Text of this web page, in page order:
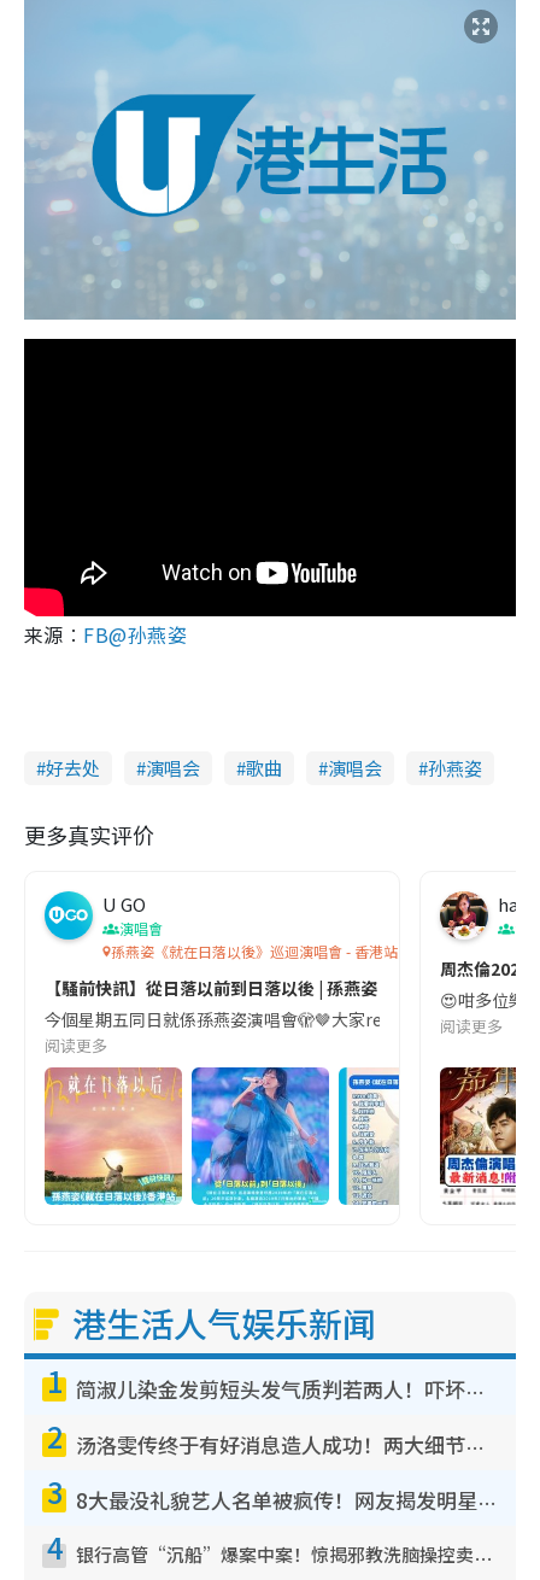
来源︰ FB@孙燕姿
好去处 演唱会 歌曲 演唱会 孙燕姿
更多真实评价
U GO
演唱會
孫燕姿《就在日落以後》巡迴演唱會 - 香港站 2026
【騷前快訊】從日落以前到日落以後 | 孫燕姿《就在日落以後》香
今個星期五同日就係孫燕姿演唱會🫣🤎大家ready好未呢😆襯
阅读更多
周杰倫2024
😍咁多位樂
阅读更多
港生活人气娱乐新闻
1 简淑儿染金发剪短头发气质判若两人！吓坏老公麦大力都认不出：“你做什么？”
2 汤洛雯传终于有好消息造人成功！两大细节曝孕味极浓引猜测：大肚婆先会咁！
3 8大最没礼貌艺人名单被疯传！网友揭发明星真面目，一致数落这一位是无品天花板？
4 银行高管“沉船”爆案中案！惊揭邪教洗脑操控卖淫被吞600万，幕后黑手讲多错多